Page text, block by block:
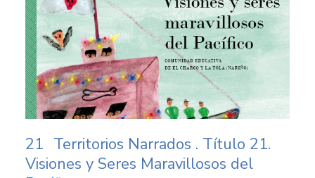
21 Territorios Narrados . Título 21.
Visiones y Seres Maravillosos del